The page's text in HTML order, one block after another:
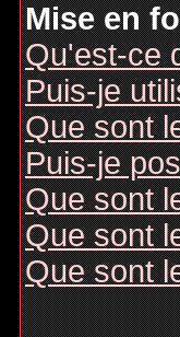
Mise en
Qu'est-ce
Puis-je
Que sont
Puis-je
Que sont
Que sont
Que sont